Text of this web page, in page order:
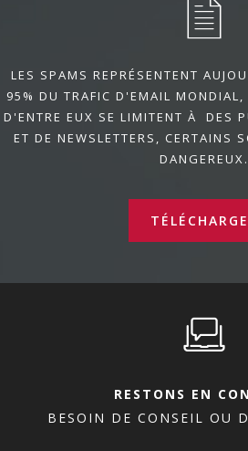
LES SPAMS REPRÉSENTENT
95% DU TRAFIC D'EMAIL MONDIAL,
D'ENTRE EUX SE LIMITENT À DES
ET DE NEWSLETTERS, CERTAINS
DANGEREUX.
RESTONS EN
BESOIN DE CONSEIL OU